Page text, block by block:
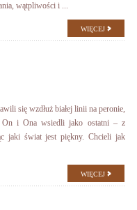
wątpliwości i ...
WIĘCEJ
się wzdłuż białej linii na peronie,
On i Ona wsiedli jako ostatni – z
jaki świat jest piękny. Chcieli jak
WIĘCEJ